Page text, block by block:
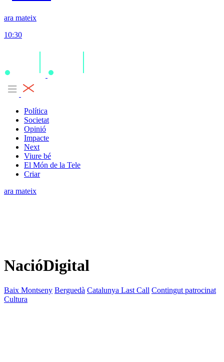
ara mateix
10:30
Política
Societat
Opinió
Impacte
Next
Viure bé
El Món de la Tele
Criar
ara mateix
NacióDigital
Baix Montseny Berguedà Catalunya Last Call Contingut patrocinat
Cultura